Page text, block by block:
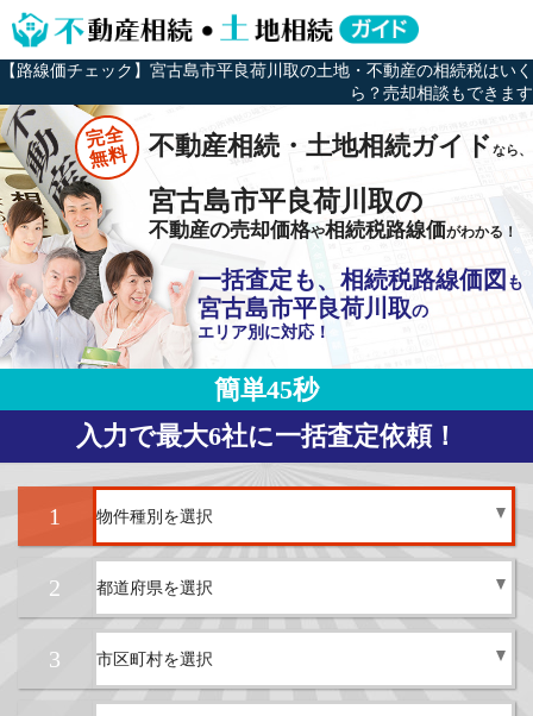
【路線価チェック】宮古島市平良荷川取の土地・不動産の相続税はいく
ら？売却相談もできます
完全
無料 不動産相続・土地相続ガイドなら、
宮古島市平良荷川取の
不動産の売却価格や相続税路線価がわかる！
一括査定も、相続税路線価図 も
宮古島市平良荷川取の
エリア別に対応！
簡単45秒
入力で最大6社に一括査定依頼！
1
2
3